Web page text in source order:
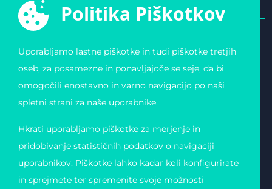
SLOVENIJE
Zvezda 19
Slovenija
Matična številka:
4123026000
Davčna številka: 11823739
podatkov
Piškotki
Politika Piškotkov
Uporabljamo lastne piškotke in tudi piškotke tretjih
oseb, za posamezne in ponavljajoče se seje, da bi
omogočili enostavno in varno navigacijo po naši
spletni strani za naše uporabnike.
Hkrati uporabljamo piškotke za merjenje in
pridobivanje statističnih podatkov o navigaciji
uporabnikov. Piškotke lahko kadar koli konfigurirate
in sprejmete ter spremenite svoje možnosti